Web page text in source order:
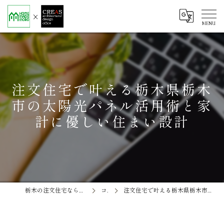
注文住宅で叶える栃木県栃木
市の太陽光パネル活用術と家
計に優しい住まい設計
栃木の注文住宅なら株式会社ソエル ホームメイド茂呂 コラム 注文住宅で叶える栃木県栃木市の太陽光パネル活用術と家計に優しい住まい設計